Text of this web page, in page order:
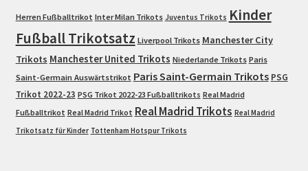
Herren Fußballtrikot Inter Milan Trikots Juventus Trikots Kinder
Fußball Trikotsatz Liverpool Trikots Manchester City
Trikots Manchester United Trikots Niederlande Trikots Paris
Saint-Germain Auswärtstrikot Paris Saint-Germain Trikots PSG
Trikot 2022-23 PSG Trikot 2022-23 Fußballtrikots Real Madrid
Fußballtrikot Real Madrid Trikot Real Madrid Trikots Real Madrid
Trikotsatz für Kinder Tottenham Hotspur Trikots